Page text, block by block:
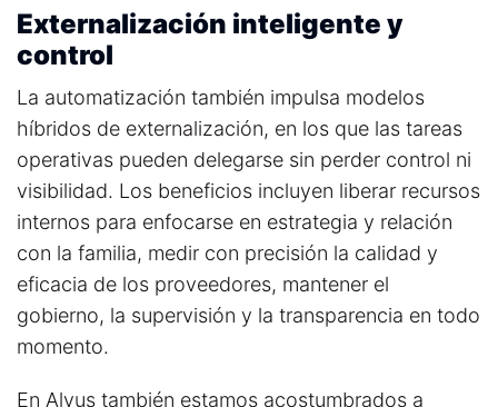
Externalización inteligente y
control
La automatización también impulsa modelos
híbridos de externalización, en los que las tareas
operativas pueden delegarse sin perder control ni
visibilidad. Los beneficios incluyen liberar recursos
internos para enfocarse en estrategia y relación
con la familia, medir con precisión la calidad y
eficacia de los proveedores, mantener el
gobierno, la supervisión y la transparencia en todo
momento.
En Alvus también estamos acostumbrados a